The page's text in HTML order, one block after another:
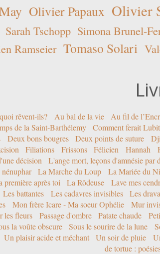
Olivier Papaux Olivier
Sarah Tschopp Simona Brunel-
Ramseier Tomaso Solari
rêvent-ils? Au bal de la vie Au fil de
de la Saint-Barthélemy Comment ferait
Deux bons bougres Deux points de suture
Filiations Frissons Félicien Hannah
décision L'ange mort, leçons d'amnésie par
La Marche du Loup La Mariée du
première après toi La Rôdeuse Lave mes
Les battantes Les cadavres invisibles Les
Mon frère Icare - Ma soeur Ophélie Mur
les fleurs Passage d'ombre Patate chaude
la voûte obscure Sous le sourire de la lune
Un plaisir acide et méchant Un soir de pluie
de tortue :